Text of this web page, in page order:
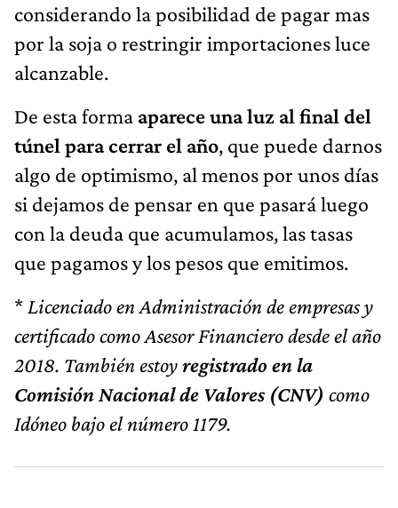
considerando la posibilidad de pagar mas
por la soja o restringir importaciones luce
alcanzable.
De esta forma aparece una luz al final del
túnel para cerrar el año, que puede darnos
algo de optimismo, al menos por unos días
si dejamos de pensar en que pasará luego
con la deuda que acumulamos, las tasas
que pagamos y los pesos que emitimos.
* Licenciado en Administración de empresas y
certificado como Asesor Financiero desde el año
2018. También estoyregistrado en la
Comisión Nacional de Valores (CNV) como
Idóneo bajo el número 1179.